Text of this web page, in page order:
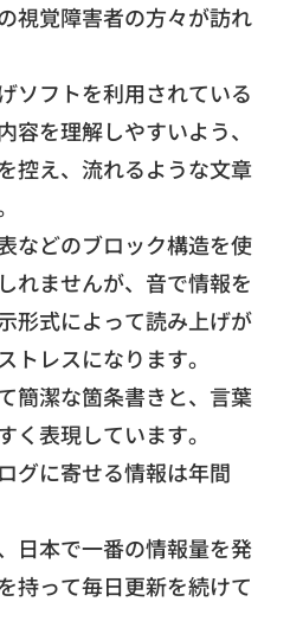
視覚障害者の方々が訪れ
ソフトを利用されている
容を理解しやすいよう、
控え、 流れるような文章
などのブロック構造を使
れませんが、 音で情報を
形式によって読み上げが
トレスになり ます。
簡潔な箇条書きと、 言葉
く表現しています。
グに寄せる情報は年間
日本で一番の情報量を発
持って毎日更新を続けて